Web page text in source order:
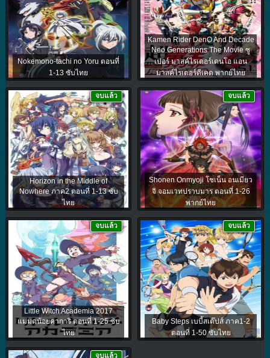
Nokemono-tachi no Yoru ตอนที่
1-13 ซับไทย
Kamen Rider DenO And Decade
Neo Generations The Movie ซู
เปอร์ มาสค์ไรเดอร์เดนโอ แอน
มาสค์ไรเดอร์ดีเคด พากย์ไทย
Horizon in the Middle of
Nowhere ภาค2 ตอนที่ 1-13 ซับ
ไทย
จบแล้ว
Shonen Onmyoji โชเน็น อนเมียว
จิ จอมเวทปราบมาร ตอนที่ 1-26
พากย์ไทย
จบแล้ว
Little Witch Academia 2017
แม่มดน้อยคาการิ ตอนที่ 1-25 ซับ
ไทย
จบแล้ว
Baby Steps เบบี้สเต๊ปส์ ภาค1-2
ตอนที่ 1-50 ซับไทย
จบแล้ว
จบแล้ว